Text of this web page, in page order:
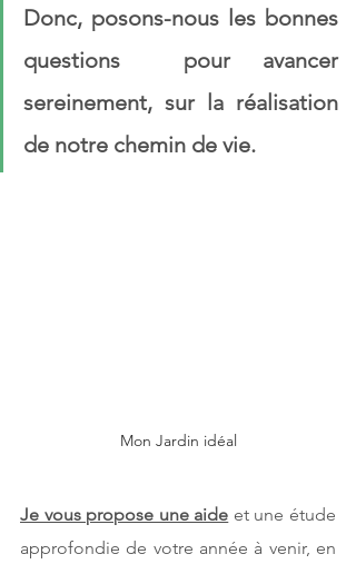
Donc, posons-nous les bonnes
questions  pour avancer
sereinement, sur la réalisation
de notre chemin de vie.
Mon Jardin idéal
Je vous propose une aide et une étude
approfondie de votre année à venir, en